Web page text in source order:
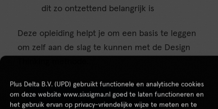
Plus Delta B.V. (UPD) gebruikt functionele en analytische cookies
om deze website www.sixsigma.nl goed te laten functioneren en
het gebruik ervan op privacy-vriendelijke wijze te meten en te
dit zo ontzettend belangrijk is
Deze opleiding helpt je om een basis te leggen
om zelf aan de slag te kunnen met de Design
Selecteer hier jouw startdatum